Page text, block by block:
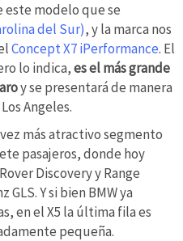
este modelo que se
del Sur), y la marca nos
Concept X7 iPerformance. El
lo indica,es el más grande
y se presentará de manera
Angeles.
más atractivo segmento
pasajeros, donde hoy
Discovery y Range
GLS. Y si bien BMW ya
en el X5 la última fila es
pequeña.